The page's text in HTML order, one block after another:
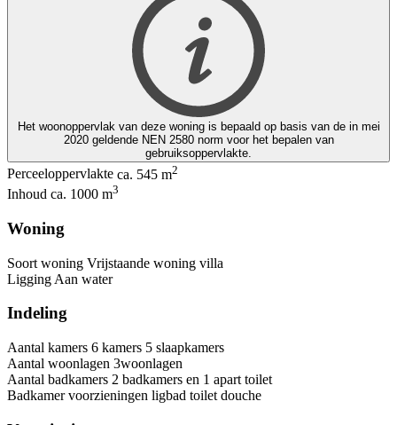
Het woonoppervlak van deze woning is bepaald op basis van de in mei
2020 geldende NEN 2580 norm voor het bepalen van
gebruiksoppervlakte.
Perceeloppervlakte ca. 545 m2
Inhoud ca. 1000 m3
Woning
Soort woning Vrijstaande woning villa
Ligging Aan water
Indeling
Aantal kamers 6 kamers 5 slaapkamers
Aantal woonlagen 3woonlagen
Aantal badkamers 2 badkamers en 1 apart toilet
Badkamer voorzieningen ligbad toilet douche